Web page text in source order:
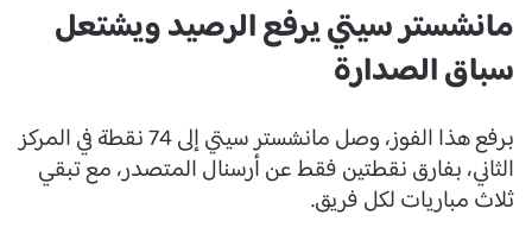
مانشستر سيتي يرفع الرصيد ويشتعل
سباق الصدارة
برفع هذا الفوز، وصل مانشستر سيتي إلى 74 نقطة في المركز
الثاني، بفارق نقطتين فقط عن أرسنال المتصدر، مع تبقي
ثلاث مباريات لكل فريق.